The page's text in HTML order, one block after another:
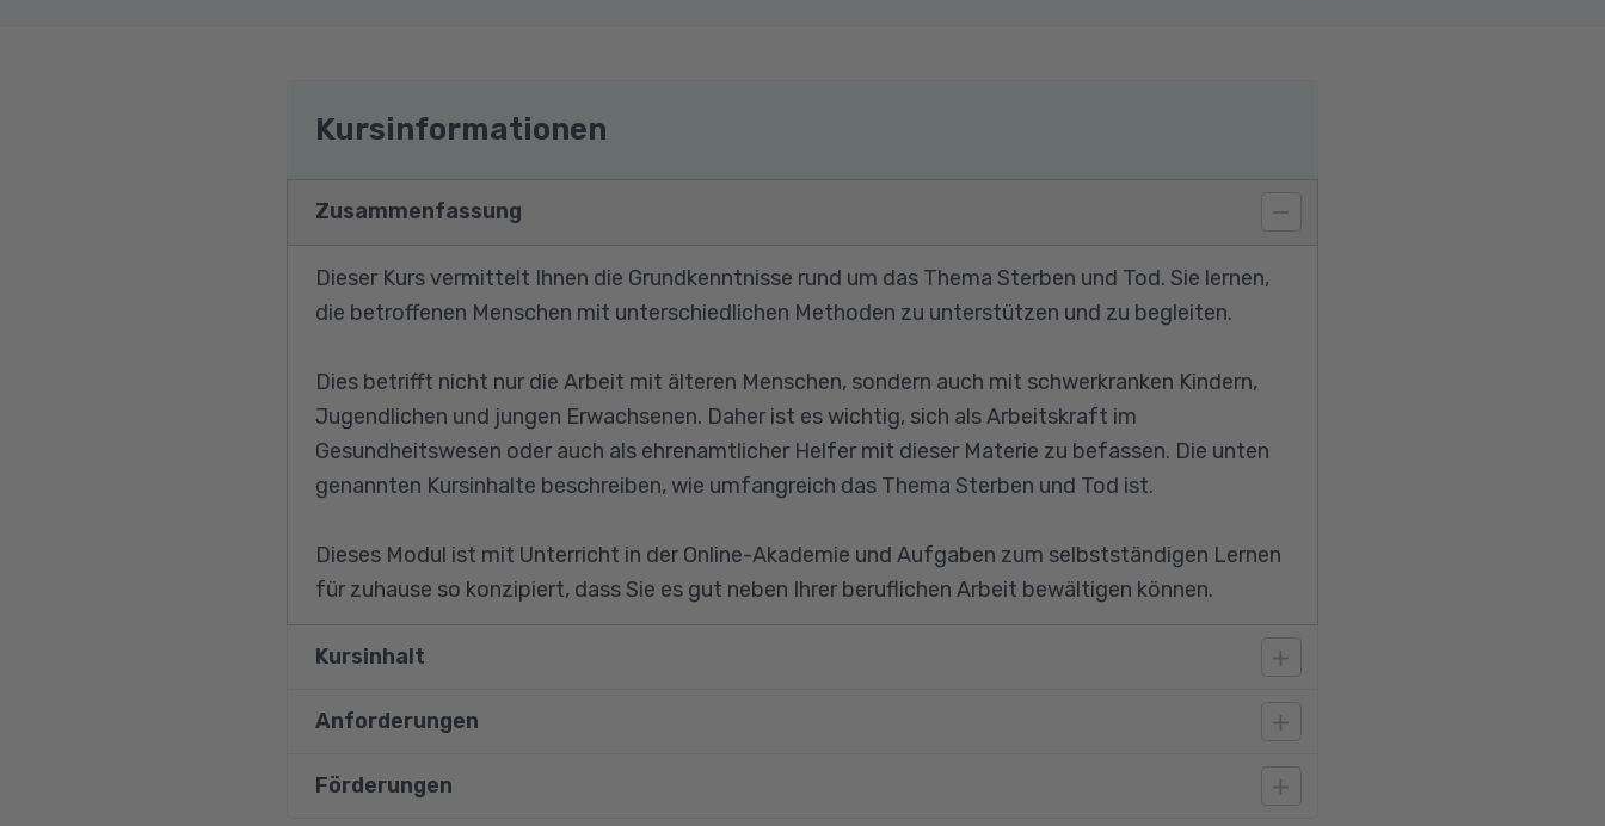
Kursinformationen
Zusammenfassung
Dieser Kurs vermittelt Ihnen die Grundkenntnisse rund um das Thema Sterben und Tod. Sie lernen,
die betroffenen Menschen mit unterschiedlichen Methoden zu unterstützen und zu begleiten.
Dies betrifft nicht nur die Arbeit mit älteren Menschen, sondern auch mit schwerkranken Kindern,
Jugendlichen und jungen Erwachsenen. Daher ist es wichtig, sich als Arbeitskraft im
Gesundheitswesen oder auch als ehrenamtlicher Helfer mit dieser Materie zu befassen. Die unten
genannten Kursinhalte beschreiben, wie umfangreich das Thema Sterben und Tod ist.
Dieses Modul ist mit Unterricht in der Online-Akademie und Aufgaben zum selbstständigen Lernen
für zuhause so konzipiert, dass Sie es gut neben Ihrer beruflichen Arbeit bewältigen können.
Kursinhalt
Sterbebegleitung
Anforderungen
Vorausgesetzt wird Interesse an medizinischen oder sozialen Themen, zudem sind Computer-
Förderungen